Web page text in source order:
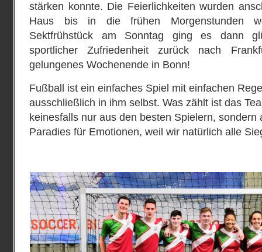
stärken konnte. Die Feierlichkeiten wurden
Haus bis in die frühen Morgenstunden
Sektfrühstück am Sonntag ging es dann
sportlicher Zufriedenheit zurück nach
gelungenes Wochenende in Bonn!
Fußball ist ein einfaches Spiel mit einfachen
ausschließlich in ihm selbst. Was zählt ist das
keinesfalls nur aus den besten Spielern, sondern
Paradies für Emotionen, weil wir natürlich alle